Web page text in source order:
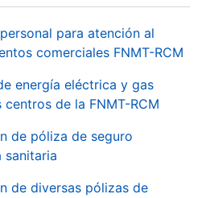
para atención al
comerciales FNMT-RCM
energía eléctrica y gas
de la FNMT-RCM
de póliza de seguro
sanitaria
de diversas pólizas de